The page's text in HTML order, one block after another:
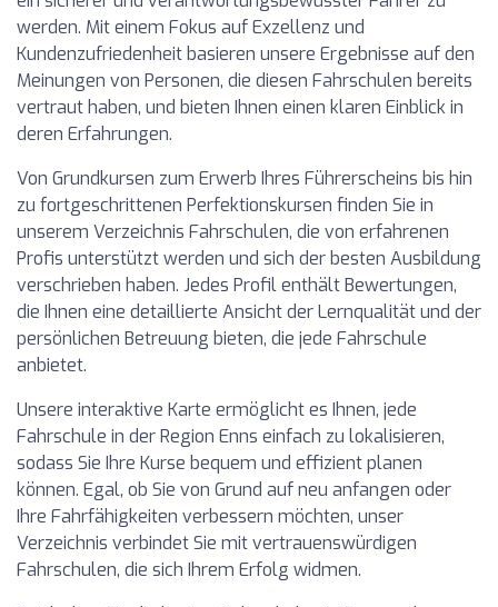
werden. Mit einem Fokus auf Exzellenz und
Kundenzufriedenheit basieren unsere Ergebnisse auf den
Meinungen von Personen, die diesen Fahrschulen bereits
vertraut haben, und bieten Ihnen einen klaren Einblick in
deren Erfahrungen.
Von Grundkursen zum Erwerb Ihres Führerscheins bis hin
zu fortgeschrittenen Perfektionskursen finden Sie in
unserem Verzeichnis Fahrschulen, die von erfahrenen
Profis unterstützt werden und sich der besten Ausbildung
verschrieben haben. Jedes Profil enthält Bewertungen,
die Ihnen eine detaillierte Ansicht der Lernqualität und der
persönlichen Betreuung bieten, die jede Fahrschule
anbietet.
Unsere interaktive Karte ermöglicht es Ihnen, jede
Fahrschule in der Region Enns einfach zu lokalisieren,
sodass Sie Ihre Kurse bequem und effizient planen
können. Egal, ob Sie von Grund auf neu anfangen oder
Ihre Fahrfähigkeiten verbessern möchten, unser
Verzeichnis verbindet Sie mit vertrauenswürdigen
Fahrschulen, die sich Ihrem Erfolg widmen.